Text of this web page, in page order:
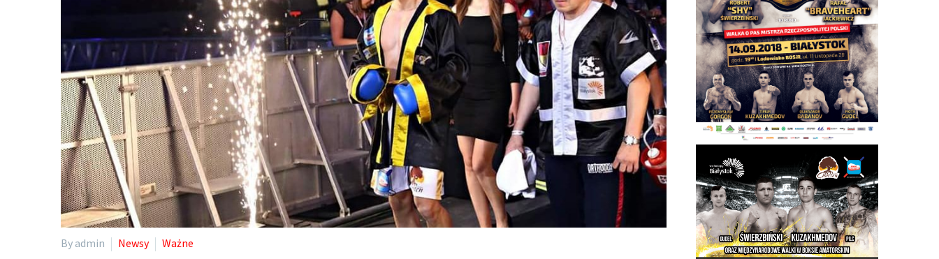
By admin Newsy Ważne